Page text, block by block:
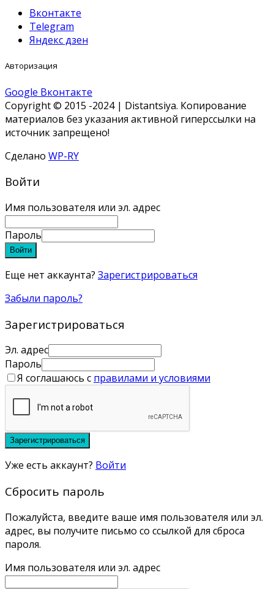
Вконтакте
Telegram
Яндекс дзен
Авторизация
Google Вконтакте
Copyright © 2015 -2024 | Distantsiya. Копирование
материалов без указания активной гиперссылки на
источник запрещено!
Сделано WP-RY
Войти
Имя пользователя или эл. адрес
Пароль
Войти
Еще нет аккаунта? Зарегистрироваться
Забыли пароль?
Зарегистрироваться
Эл. адрес
Пароль
Я соглашаюсь с правилами и условиями
Зарегистрироваться
Уже есть аккаунт? Войти
Сбросить пароль
Пожалуйста, введите ваше имя пользователя или эл.
адрес, вы получите письмо со ссылкой для сброса
пароля.
Имя пользователя или эл. адрес